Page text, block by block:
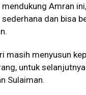
Amran
dan bisa
masih menyusun
untuk
Sulaiman.